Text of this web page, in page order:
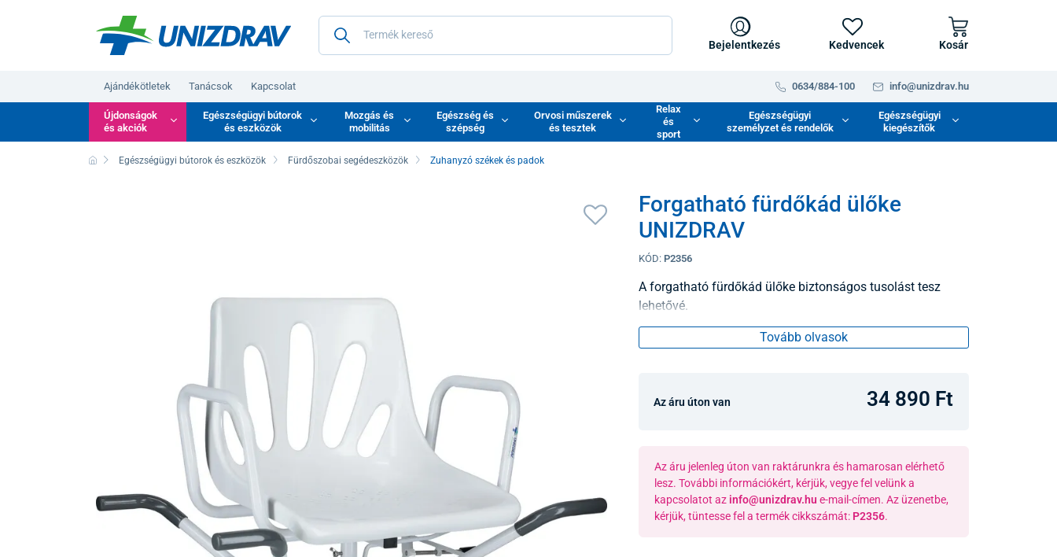
Bejelentkezés Kedvencek Kosár
Ajándékötletek Tanácsok Kapcsolat 0634/884-100 info@unizdrav.hu
Újdonságok
és akciók
Egészségügyi bútorok
és eszközök
Mozgás és
mobilitás
Egészség és
szépség
Orvosi műszerek
és tesztek
Relax
és
sport
Egészségügyi
személyzet és rendelők
Egészségügyi
kiegészítők
Egészségügyi bútorok és eszközök Fürdőszobai segédeszközök Zuhanyzó székek és padok
Forgatható fürdőkád ülőke
UNIZDRAV
KÓD: P2356
A forgatható fürdőkád ülőke biztonságos tusolást tesz
lehetővé.
Tovább olvasok
Az áru úton van 34 890 Ft
Az áru jelenleg úton van raktárunkra és hamarosan elérhető
lesz. További információkért, kérjük, vegye fel velünk a
kapcsolatot az info@unizdrav.hu e-mail-címen. Az üzenetbe,
kérjük, tüntesse fel a termék cikkszámát: P2356.